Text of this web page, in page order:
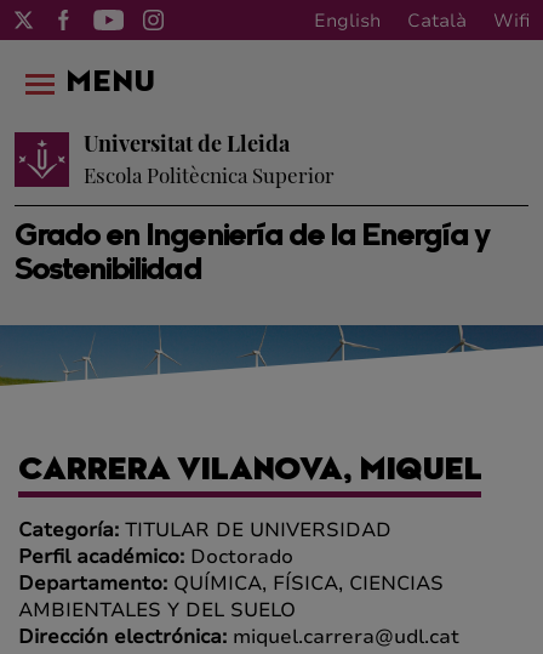
English Català Wifi
Grado en Ingeniería de la Energía y
Sostenibilidad
Universitat de Lleida
Escola Politècnica Superior
MENU
CARRERA VILANOVA, MIQUEL
Categoría: TITULAR DE UNIVERSIDAD
Perfil académico: Doctorado
Departamento: QUÍMICA, FÍSICA, CIENCIAS
AMBIENTALES Y DEL SUELO
Dirección electrónica: miquel.carrera@udl.cat